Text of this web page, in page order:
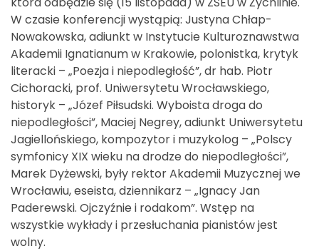
W czasie konferencji wystąpią: Justyna Chłap-
Nowakowska, adiunkt w Instytucie Kulturoznawstwa
Akademii Ignatianum w Krakowie, polonistka, krytyk
literacki – „Poezja i niepodległość”, dr hab. Piotr
Cichoracki, prof. Uniwersytetu Wrocławskiego,
historyk – „Józef Piłsudski. Wyboista droga do
niepodległości”, Maciej Negrey, adiunkt Uniwersytetu
Jagiellońskiego, kompozytor i muzykolog – „Polscy
symfonicy XIX wieku na drodze do niepodległości”,
Marek Dyżewski, były rektor Akademii Muzycznej we
Wrocławiu, eseista, dziennikarz – „Ignacy Jan
Paderewski. Ojczyźnie i rodakom”. Wstęp na
wszystkie wykłady i przesłuchania pianistów jest
wolny.